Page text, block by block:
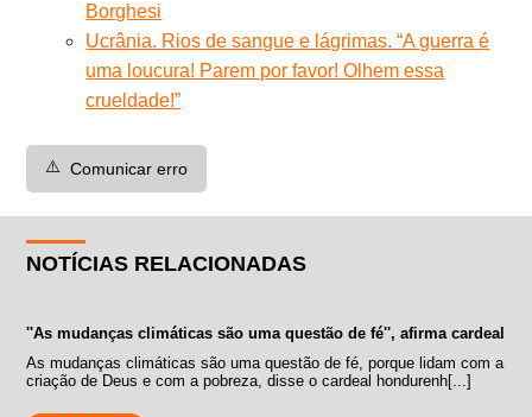
Borghesi
Ucrânia. Rios de sangue e lágrimas. “A guerra é
uma loucura! Parem por favor! Olhem essa
crueldade!”
⚠️ Comunicar erro
NOTÍCIAS RELACIONADAS
''As mudanças climáticas são uma questão de fé'', afirma cardeal
As mudanças climáticas são uma questão de fé, porque lidam com a
criação de Deus e com a pobreza, disse o cardeal hondurenh[...]